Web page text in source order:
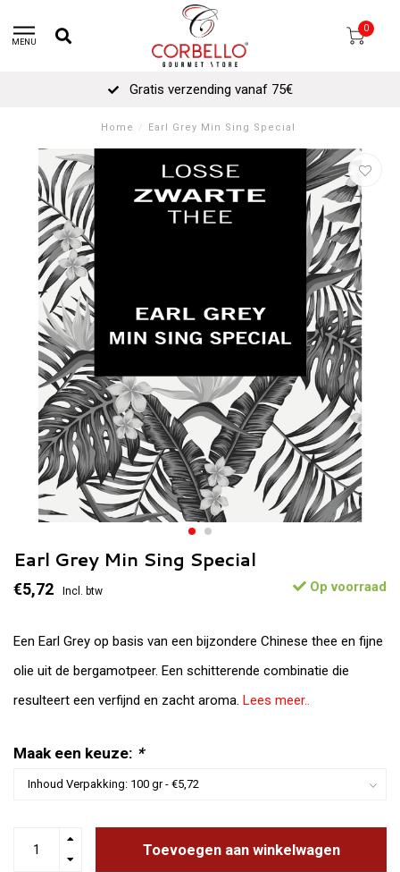
MENU
0
Gratis verzending vanaf 75€
Home / Earl Grey Min Sing Special
Earl Grey Min Sing Special
€5,72 Incl. btw Op voorraad
Een Earl Grey op basis van een bijzondere Chinese thee en fijne
olie uit de bergamotpeer. Een schitterende combinatie die
resulteert een verfijnd en zacht aroma. Lees meer..
Maak een keuze: *
Toevoegen aan winkelwagen